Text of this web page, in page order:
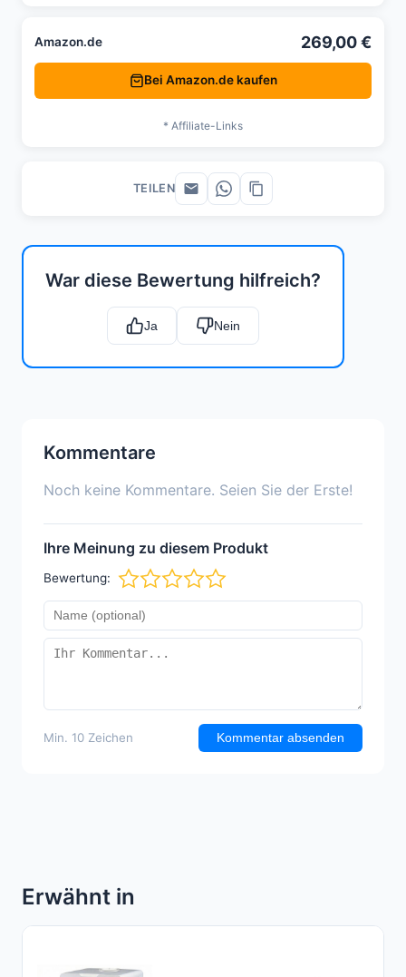
War diese Bewertung hilfreich?
Ja Nein
Kommentare
Noch keine Kommentare. Seien Sie der Erste!
Ihre Meinung zu diesem Produkt
Bewertung:
Min. 10 Zeichen Kommentar absenden
Amazon.de 269,00 €
Bei Amazon.de kaufen
* Affiliate-Links
TEILEN
Erwähnt in